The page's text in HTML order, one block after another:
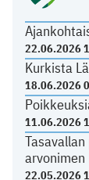
22.06.2026
Kurkista
18.06.2026
11.06.2026
arvonimen
22.05.2026